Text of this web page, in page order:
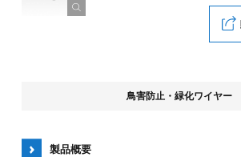
鳥害防止・緑化ワイヤー
製品概要